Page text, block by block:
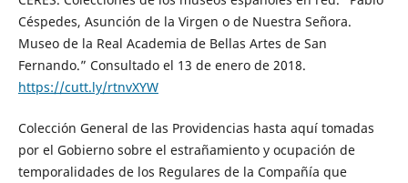
Céspedes, Asunción de la Virgen o de Nuestra Señora.
Museo de la Real Academia de Bellas Artes de San
Fernando.” Consultado el 13 de enero de 2018.
https://cutt.ly/rtnvXYW
Colección General de las Providencias hasta aquí tomadas
por el Gobierno sobre el estrañamiento y ocupación de
temporalidades de los Regulares de la Compañía que